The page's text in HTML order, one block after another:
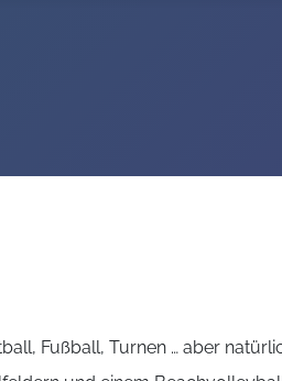
Fußball, Turnen … aber